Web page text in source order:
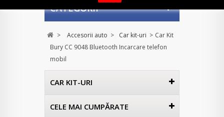
CATEGORII
> Accesorii auto > Car kit-uri > Car Kit
Bury CC 9048 Bluetooth Incarcare telefon
mobil
CAR KIT-URI
CELE MAI CUMPĂRATE